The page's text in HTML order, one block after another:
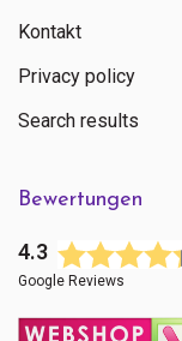
Kontakt
Privacy policy
Search results
Bewertungen
4.3
Google Reviews